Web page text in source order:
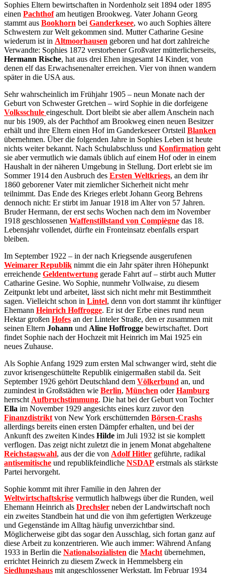
Sophies Eltern bewirtschaften in Nordenholz seit 1894 oder 1895
einen Pachthofam heutigen Brookweg. Vater Johann Georg
stammt aus Bookhorn bei Ganderkesee, wo auch Sophies ältere
Schwestern zur Welt gekommen sind. Mutter Catharine Gesine
wiederum ist in Altmoorhausen geboren und hat dort zahlreiche
Verwandte: Sophies 1872 verstorbener Großvater mütterlicherseits,
Hermann Rische, hat aus drei Ehen insgesamt 14 Kinder, von
denen elf das Erwachsenenalter erreichen. Vier von ihnen wandern
später in die USA aus.
Sehr wahrscheinlich im Frühjahr 1905 – neun Monate nach der
Geburt von Schwester Gretchen – wird Sophie in die dorfeigene
Volksschule eingeschult. Dort bleibt sie aber allem Anschein nach
nur bis 1909, als der Pachthof am Brookweg einen neuen Besitzer
erhält und ihre Eltern einen Hof im Ganderkeseer Ortsteil Blanken
übernehmen. Über die folgenden Jahre in Sophies Leben ist heute
nichts weiter bekannt. Nach Schulabschluss und Konfirmation geht
sie aber vermutlich wie damals üblich auf einem Hof oder in einem
Haushalt in der näheren Umgebung in Stellung. Dort erlebt sie im
Sommer 1914 den Ausbruch des Ersten Weltkriegs, an dem ihr
1860 geborener Vater mit ziemlicher Sicherheit nicht mehr
teilnimmt. Das Ende des Krieges erlebt Johann Georg Behrens
dennoch nicht: Er stirbt im Januar 1918 im Alter von 57 Jahren.
Bruder Hermann, der erst sechs Wochen nach dem im November
1918 geschlossenen Waffenstillstand von Compiègne das 18.
Lebensjahr vollendet, dürfte ein Fronteinsatz ebenfalls erspart
bleiben.
Im September 1922 – in der nach Kriegsende ausgerufenen
Weimarer Republik nimmt die ein Jahr später ihren Höhepunkt
erreichende Geldentwertung gerade Fahrt auf – stirbt auch Mutter
Catharine Gesine. Wo Sophie, nunmehr Vollwaise, zu diesem
Zeitpunkt lebt und arbeitet, lässt sich nicht mehr mit Bestimmtheit
sagen. Vielleicht schon in Lintel, denn von dort stammt ihr künftiger
Ehemann Heinrich Hoffrogge. Er ist der Erbe eines rund neun
Hektar großen Hofes an der Linteler Straße, den er zusammen mit
seinen Eltern Johann und Aline Hoffrogge bewirtschaftet. Dort
findet Sophie nach der Hochzeit mit Heinrich im Mai 1925 ein
neues Zuhause.
Als Sophie Anfang 1929 zum ersten Mal schwanger wird, steht die
zuvor krisengeschüttelte Republik einigermaßen stabil da. Seit
September 1926 gehört Deutschland dem Völkerbund an, und
zumindest in Großstädten wie Berlin, München oderHamburg
herrscht Aufbruchstimmung. Die hat bei der Geburt von Tochter
Ella im November 1929 angesichts eines kurz zuvor den
Finanzdistrikt von New York erschütternden Börsen-Crashs
allerdings bereits einen ersten Dämpfer erhalten, und bei der
Ankunft des zweiten Kindes Hilde im Juli 1932 ist sie komplett
verflogen. Das zeigt nicht zuletzt die in jenem Monat abgehaltene
Reichstagswahl, aus der die von Adolf Hitler geführte, radikal
antisemitische und republikfeindliche NSDAP erstmals als stärkste
Partei hervorgeht.
Sophie kommt mit ihrer Familie in den Jahren der
Weltwirtschaftskrise vermutlich halbwegs über die Runden, weil
Ehemann Heinrich als Drechsler neben der Landwirtschaft noch
ein zweites Standbein hat und die von ihm gefertigten Werkzeuge
und Gegenstände im Alltag häufig unverzichtbar sind.
Möglicherweise gibt das sogar den Ausschlag, sich fortan ganz auf
diese Arbeit zu konzentrieren. Wie auch immer: Während Anfang
1933 in Berlin die Nationalsozialisten die Macht übernehmen,
errichtet Heinrich zu diesem Zweck in Hemmelsberg ein
Siedlungshaus mit angeschlossener Werkstatt. Im Februar 1934